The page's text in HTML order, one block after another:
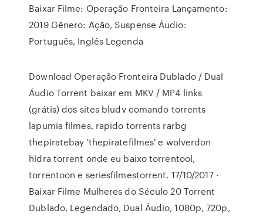
Baixar Filme: Operação Fronteira Lançamento:
2019 Gênero: Ação, Suspense Áudio:
Português, Inglês Legenda
Download Operação Fronteira Dublado / Dual
Áudio Torrent baixar em MKV / MP4 links
(grátis) dos sites bludv comando torrents
lapumia filmes, rapido torrents rarbg
thepiratebay 'thepiratefilmes' e wolverdon
hidra torrent onde eu baixo torrentool,
torrentoon e seriesfilmestorrent. 17/10/2017 ·
Baixar Filme Mulheres do Século 20 Torrent
Dublado, Legendado, Dual Áudio, 1080p, 720p,